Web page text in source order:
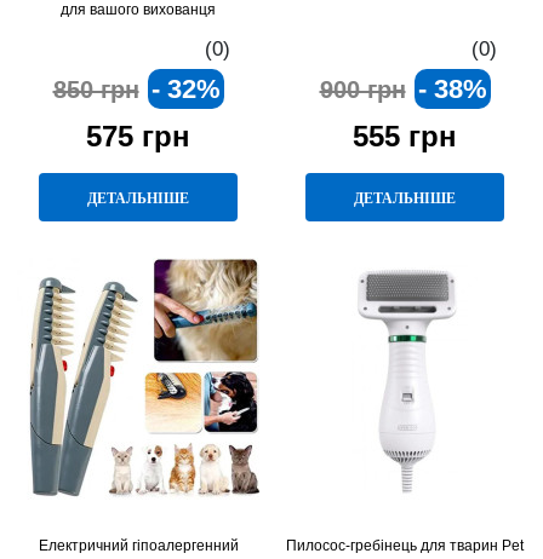
для вашого вихованця
(0)
850 грн - 32%
575 грн
ДЕТАЛЬНІШЕ
(0)
900 грн - 38%
555 грн
ДЕТАЛЬНІШЕ
Електричний гіпоалергенний
Пилосос-гребінець для тварин Pet